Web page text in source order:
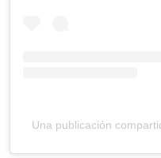
Una publicación